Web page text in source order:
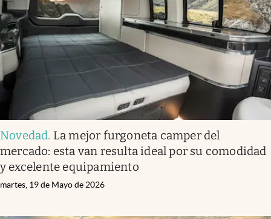
Novedad. La mejor furgoneta camper del
mercado: esta van resulta ideal por su comodidad
y excelente equipamiento
martes, 19 de Mayo de 2026